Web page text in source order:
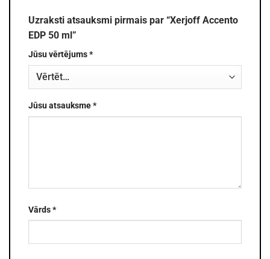
Uzraksti atsauksmi pirmais par “Xerjoff Accento
EDP 50 ml”
Jūsu vērtējums*
Jūsu atsauksme*
Vārds*